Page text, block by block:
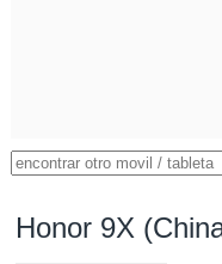
Honor 9X